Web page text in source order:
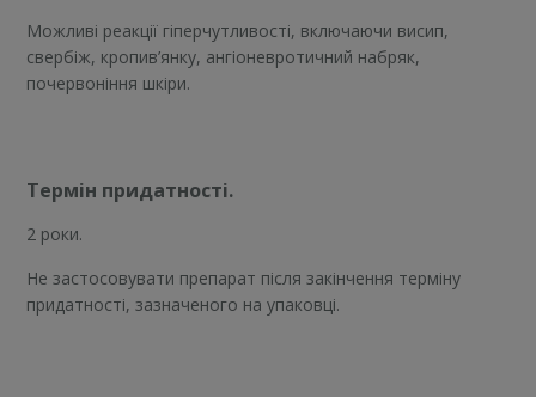
Можливі реакції гіперчутливості, включаючи висип,
свербіж, кропив’янку, ангіоневротичний набряк,
почервоніння шкіри.
Термін придатності.
2 роки.
Не застосовувати препарат після закінчення терміну
придатності, зазначеного на упаковці.